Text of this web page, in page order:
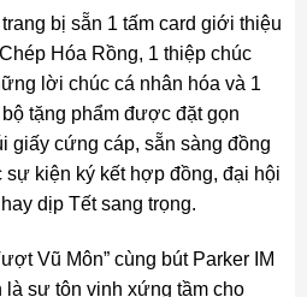
bị sẵn 1 tấm card giới thiệu
Hóa Rồng, 1 thiệp chúc
lời chúc cá nhân hóa và 1
tặng phẩm được đặt gọn
giấy cứng cáp, sẵn sàng đồng
sự kiện ký kết hợp đồng, đại hội
dịp Tết sang trọng.
Vũ Môn” cùng bút Parker IM
là sự tôn vinh xứng tầm cho